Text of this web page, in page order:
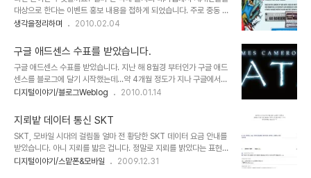
대상으로 한다는 이벤트 홍보 내용을 접하게 되었습니다. 주로 중동 쪽
에 촛점이 맞춰진 듯 보였지만... 이벤트의 골자는, "80일간 세계 여행
UCC 동영상을 제작하여 해당 이벤트 웹사이트에 등록을 하면, 참여
한 사람 중 6명을 선발해서 우리 돈으로 약 1억 원의 여행경비와 80
일간 탑승 횟수에 관계없이 어디서든 자유롭게 비행기를 탈 수 있는...
그것도 비즈니스석의 항공권을 지원한다는 겁니다. ▲ 세계일주 이벤
트 홍보 이미지 이벤트의 내용은 쥘 베른의 소설 80일간의 세계일주
아니 뭐랄까... 단순히 ..
생각을정리하며 2010.02.04
구글 애드센스 수표를 받았습니다.
구글 애드센스 수표를 받았습니다. 지난 해 8월경 부터인가 구글 애드
센스를 블로그에 달기 시작했는데...약 4개월 정도가 지나 구글에서
보내온 수표를 어제 받아 보게 되었습니다. 이미 몇년 전부터 구글 애
Quick Cash 방식이 도입되어 최근 들어서는 구글 애드센스 수표를
받았다는 포스트는 별로 보질 못하는 듯 합니다.암튼, 이렇게 수표를
받게 되니 기분이 묘해집니다.광고 수입을 목적으로 블로그를 운영하
는 것은 아니지만, 블로그 운영과 상호작용의 성격으로써 광고를 생각
하고는 있습니다. "하츠의 꿈" 블로글 운영하시면서 최근 오픈한 명섭
디지털이야기/블로그Weblog 2010.01.14
지뢰밭 데이터 통신 SKT
SKT, 모바일 시대의 걸림돌 얼마 전 황당한 SKT 데이터 요금 안내를
받았습니다. 아니 지뢰를 밟은 겁니다. 정말로 지뢰를 밝았다는 표현이
딱 들어 맞는다는 생각입니다. 약 3분가량 사용하고 데이터 통화 사용
디지털이야기/스맡폰&모바일 2009.12.31